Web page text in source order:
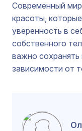
Современный
красоты,
уверенность в
собственного
важно сохранять
зависимости от